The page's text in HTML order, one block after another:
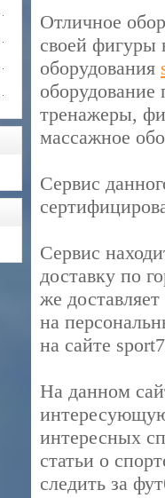
Отличное
своей фигуры
оборудования
тренажеры,
массажное
Сервис
Сервис
доставку по
же
на
на сайте
На данном
интересных
статьи о
следить за